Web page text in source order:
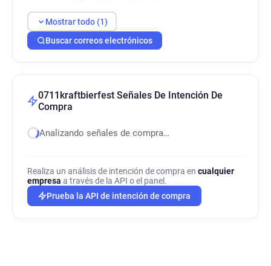
Mostrar todo (1)
Buscar correos electrónicos
0711kraftbierfest Señales De Intención De
Compra
Analizando señales de compra…
Realiza un análisis de intención de compra en cualquier
empresa a través de la API o el panel.
Prueba la API de intención de compra